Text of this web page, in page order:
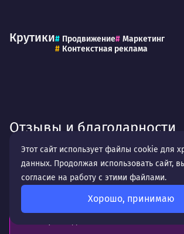
Крутики Продвижение
Маркетинг
Контекстная реклама
Отзывы и благодарности
Кристина Кислова
Отличная студия веб-дизайна.
Этот сайт использует файлы cookie для
данных. Продолжая использовать сайт,
согласие на работу с этими файлами.
Хорошо, принимаю